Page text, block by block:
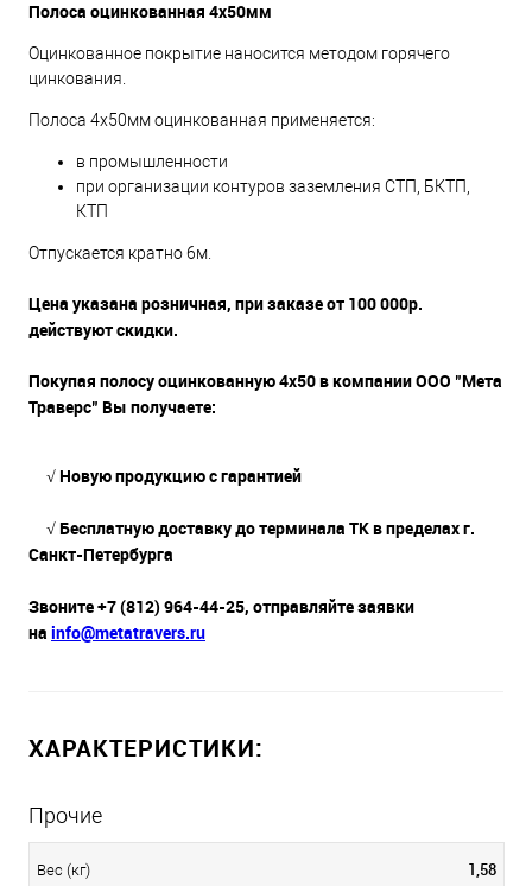
Полоса оцинкованная 4х50мм
Оцинкованное покрытие наносится методом горячего
цинкования.
Полоса 4х50мм оцинкованная применяется:
в промышленности
при организации контуров заземления СТП, БКТП,
КТП
Отпускается кратно 6м.
Цена указана розничная, при заказе от 100 000р.
действуют скидки.
Покупая полосу оцинкованную 4х50 в компании ООО "Мета
Траверс" Вы получаете:
√ Новую продукцию с гарантией
√ Бесплатную доставку до терминала ТК в пределах г.
Санкт-Петербурга
Звоните +7 (812) 964-44-25, отправляйте заявки
на info@metatravers.ru
ХАРАКТЕРИСТИКИ:
Прочие
Вес (кг) 1,58